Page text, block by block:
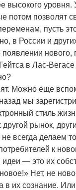
высокого
потом позволят
пусть
в России и
нового,
в Лас-
Можно еще
мы
стиль
другой рынок,
всегда делаем
к
идеи — это их
Нет, не
в их сознание.